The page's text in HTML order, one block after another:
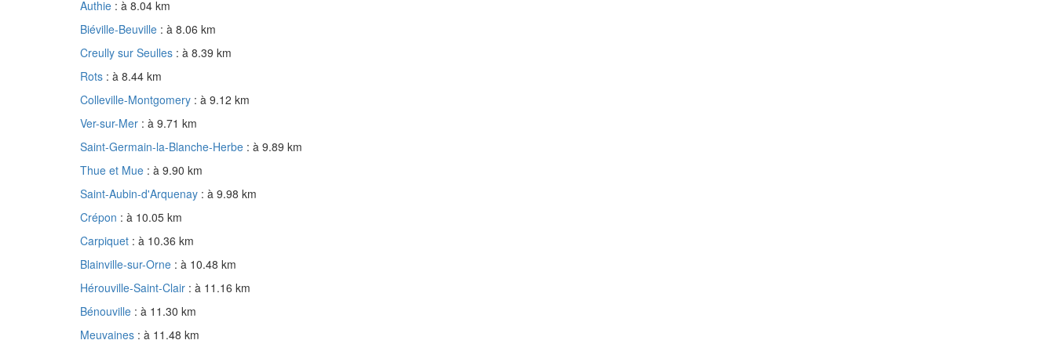
Authie : à 8.04 km
Biéville-Beuville : à 8.06 km
Creully sur Seulles : à 8.39 km
Rots : à 8.44 km
Colleville-Montgomery : à 9.12 km
Ver-sur-Mer : à 9.71 km
Saint-Germain-la-Blanche-Herbe : à 9.89 km
Thue et Mue : à 9.90 km
Saint-Aubin-d'Arquenay : à 9.98 km
Crépon : à 10.05 km
Carpiquet : à 10.36 km
Blainville-sur-Orne : à 10.48 km
Hérouville-Saint-Clair : à 11.16 km
Bénouville : à 11.30 km
Meuvaines : à 11.48 km